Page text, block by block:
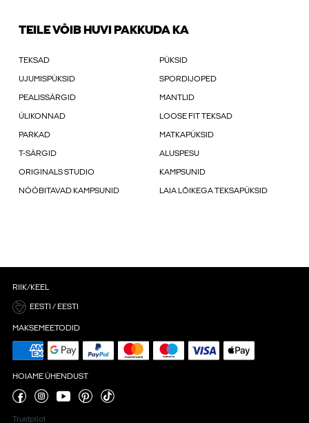
TEILE VÕIB HUVI PAKKUDA KA
TEKSAD PÜKSID
UJUMISPÜKSID SPORDIJOPED
PEALISSÄRGID MANTLID
ÜLIKONNAD LOOSE FIT TEKSAD
PARKAD MATKAPÜKSID
T-SÄRGID ALUSPESU
ORIGINALS STUDIO KAMPSUNID
NÖÖBITAVAD KAMPSUNID LAIA LÕIKEGA TEKSAPÜKSID
RIIK/KEEL
EESTI / EESTI
MAKSEMEETODID
HOIAME ÜHENDUST
Trustpilot